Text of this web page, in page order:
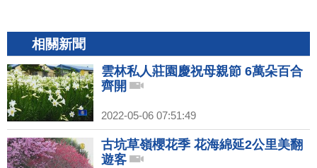
相關新聞
雲林私人莊園慶祝母親節 6萬朵百合
齊開
2022-05-06 07:51:49
古坑草嶺櫻花季 花海綿延2公里美翻
遊客